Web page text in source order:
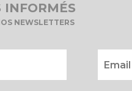
INFORMÉS
NEWSLETTERS